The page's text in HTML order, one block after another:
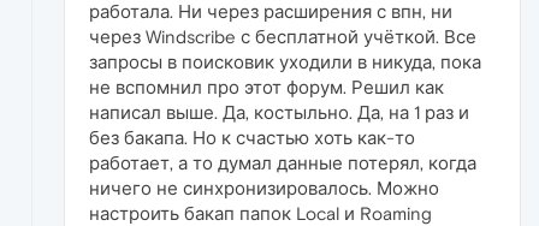
работала. Ни через расширения с впн, ни
через Windscribe с бесплатной учёткой. Все
запросы в поисковик уходили в никуда, пока
не вспомнил про этот форум. Решил как
написал выше. Да, костыльно. Да, на 1 раз и
без бакапа. Но к счастью хоть как-то
работает, а то думал данные потерял, когда
ничего не синхронизировалось. Можно
настроить бакап папок Local и Roaming